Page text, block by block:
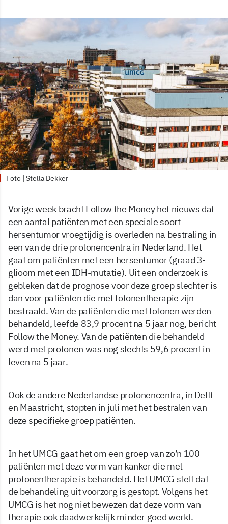
Foto | Stella Dekker
Vorige week bracht Follow the Money het nieuws dat
een aantal patiënten met een speciale soort
hersentumor vroegtijdig is overleden na bestraling in
een van de drie protonencentra in Nederland. Het
gaat om patiënten met een hersentumor (graad 3-
glioom met een IDH-mutatie). Uit een onderzoek is
gebleken dat de prognose voor deze groep slechter is
dan voor patiënten die met fotonentherapie zijn
bestraald. Van de patiënten die met fotonen werden
behandeld, leefde 83,9 procent na 5 jaar nog, bericht
Follow the Money. Van de patiënten die behandeld
werd met protonen was nog slechts 59,6 procent in
leven na 5 jaar.
Ook de andere Nederlandse protonencentra, in Delft
en Maastricht, stopten in juli met het bestralen van
deze specifieke groep patiënten.
In het UMCG gaat het om een groep van zo’n 100
patiënten met deze vorm van kanker die met
protonentherapie is behandeld. Het UMCG stelt dat
de behandeling uit voorzorg is gestopt. Volgens het
UMCG is het nog niet bewezen dat deze vorm van
therapie ook daadwerkelijk minder goed werkt.